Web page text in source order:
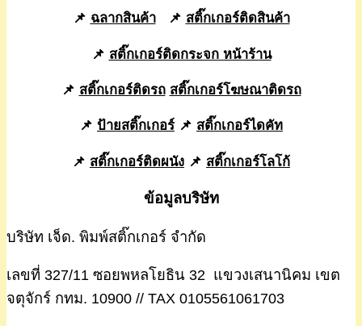
📌 ฉลากสินค้า📌 สติ๊กเกอร์ติดสินค้า
📌 สติ๊กเกอร์ติดกระจก หน้าร้าน
📌 สติ๊กเกอร์ติดรถ สติ๊กเกอร์โฆษณาติดรถ
📌 ป้ายสติ๊กเกอร์ 📌 สติ๊กเกอร์ไดคัท
📌 สติ๊กเกอร์ติดผนัง 📌 สติ๊กเกอร์โลโก้
ข้อมูลบริษัท
บริษัท เจ็ด. พิมพ์สติ๊กเกอร์ จำกัด
เลขที่ 327/11 ซอยพหลโยธิน 32 แขวงเสนานิคม เขต
จตุจักร์ กทม. 10900 // TAX 0105561061703